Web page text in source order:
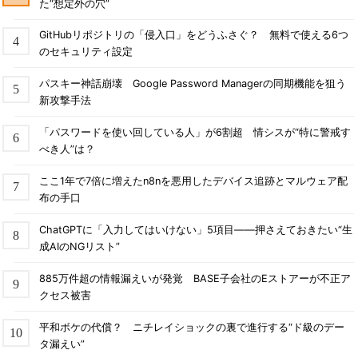
た“想定外の穴”
GitHubリポジトリの「侵入口」をどうふさぐ？ 無料で使える6つ
のセキュリティ設定
パスキー神話崩壊 Google Password Managerの同期機能を狙う
新攻撃手法
「パスワードを使い回している人」が6割超 情シスが“特に警戒す
べき人”は？
ここ1年で7倍に増えたn8nを悪用したデバイス追跡とマルウェア配
布の手口
ChatGPTに「入力してはいけない」5項目――押さえておきたい“生
成AIのNGリスト”
885万件超の情報漏えいが発覚 BASE子会社のEストアーが不正ア
クセス被害
平和ボケの代償？ ニチレイショックの裏で進行する“ド級のデー
タ漏えい”